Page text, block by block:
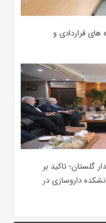
های قراردادی و
گلستان؛ تاکید بر
داروسازی در